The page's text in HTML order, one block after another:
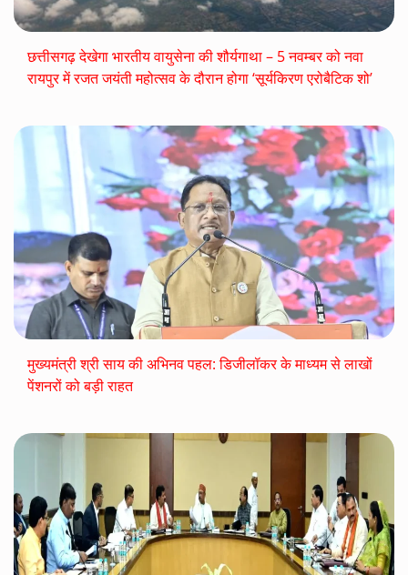
छत्तीसगढ़ देखेगा भारतीय वायुसेना की शौर्यगाथा – 5 नवम्बर को नवा
रायपुर में रजत जयंती महोत्सव के दौरान होगा ‘सूर्यकिरण एरोबैटिक शो’
मुख्यमंत्री श्री साय की अभिनव पहल: डिजीलॉकर के माध्यम से लाखों
पेंशनरों को बड़ी राहत